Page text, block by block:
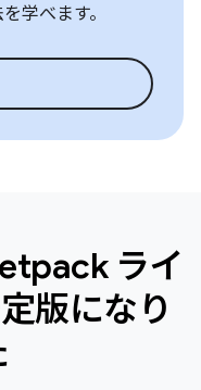
学べます。
ライ
版になり